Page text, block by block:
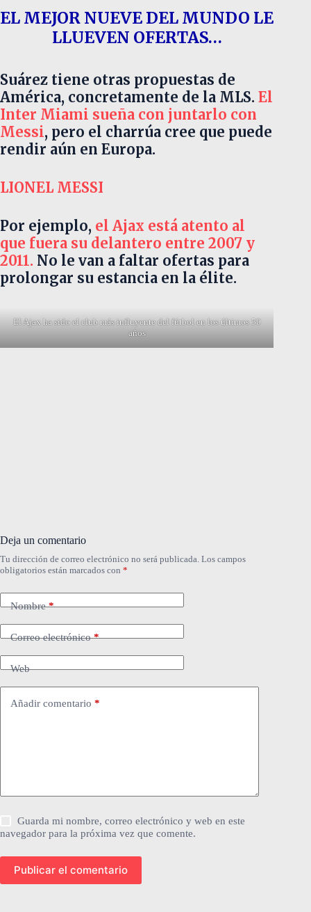
EL MEJOR NUEVE DEL MUNDO LE
LLUEVEN OFERTAS…
Suárez tiene otras propuestas de
América, concretamente de la MLS. El
Inter Miami sueña con juntarlo con
Messi, pero el charrúa cree que puede
rendir aún en Europa.
LIONEL MESSI
Por ejemplo, el Ajax está atento al
que fuera su delantero entre 2007 y
2011. No le van a faltar ofertas para
prolongar su estancia en la élite.
El Ajax ha sido el club más influyente del fútbol en los últimos 50
años
Deja un comentario
Tu dirección de correo electrónico no será publicada. Los campos
obligatorios están marcados con *
Nombre*
Correo electrónico*
Web
Añadir comentario *
Guarda mi nombre, correo electrónico y web en este
navegador para la próxima vez que comente.
Publicar el comentario